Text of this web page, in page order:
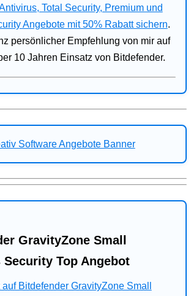
Total Security, Premium und
Angebote mit 50% Rabatt sichern.
persönlicher Empfehlung von mir auf
10 Jahren Einsatz von Bitdefender.
GravityZone Small
Security Top Angebot
Bitdefender GravityZone Small